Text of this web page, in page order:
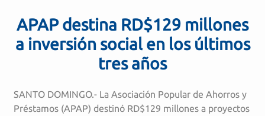
APAP destina RD$129 millones
a inversión social en los últimos
tres años
SANTO DOMINGO.- La Asociación Popular de Ahorros y
Préstamos (APAP) destinó RD$129 millones a proyectos